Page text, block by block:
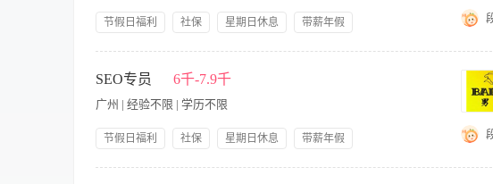
大专
本科
硕士
食宿面议
节假日福利 社保 星期日休息
带薪年假
保质完成网站推广任务 4、策划、执行在线推广活动，收集推广反馈数据，不断改
通过其他方式完成内容栏目的建设和上线 6、与其他网站进行网站间的资源互换等
的改进意见和需求等 任职要求： 1.2年以上互联网产品推广工作经验，有推广实际
达能力者优先 3.社交网络重度用户，对新事物有好奇心并愿意尝试，了解主流社区
SEO专员 6千-7.9千
广州 | 经验不限 | 学历不限
节假日福利 社保 星期日休息
带薪年假